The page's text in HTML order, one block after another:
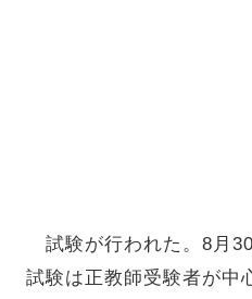
試験が行われた。8月
試験は正教師受験者が中